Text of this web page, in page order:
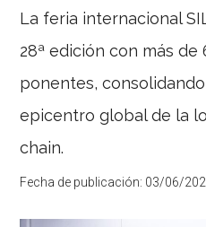
La feria internacional
28ª edición con más de
ponentes,
epicentro global de la
chain.
Fecha de publicación: 03/06/